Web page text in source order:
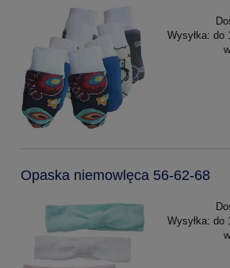
Wysyłka: do
Opaska niemowlęca 56-62-68
Wysyłka: do